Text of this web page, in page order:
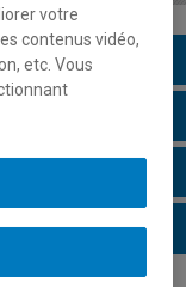
votre
contenus vidéo,
etc. Vous